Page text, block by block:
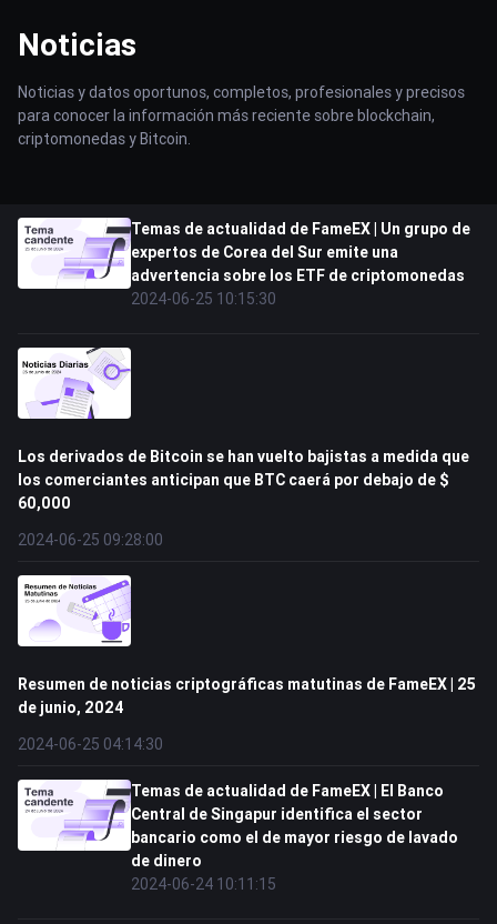
Noticias
Noticias y datos oportunos, completos, profesionales y precisos
para conocer la información más reciente sobre blockchain,
criptomonedas y Bitcoin.
Temas de actualidad de FameEX | Un grupo de
expertos de Corea del Sur emite una
advertencia sobre los ETF de criptomonedas
2024-06-25 10:15:30
Los derivados de Bitcoin se han vuelto bajistas a medida que
los comerciantes anticipan que BTC caerá por debajo de $
60,000
2024-06-25 09:28:00
Resumen de noticias criptográficas matutinas de FameEX | 25
de junio, 2024
2024-06-25 04:14:30
Temas de actualidad de FameEX | El Banco
Central de Singapur identifica el sector
bancario como el de mayor riesgo de lavado
de dinero
2024-06-24 10:11:15